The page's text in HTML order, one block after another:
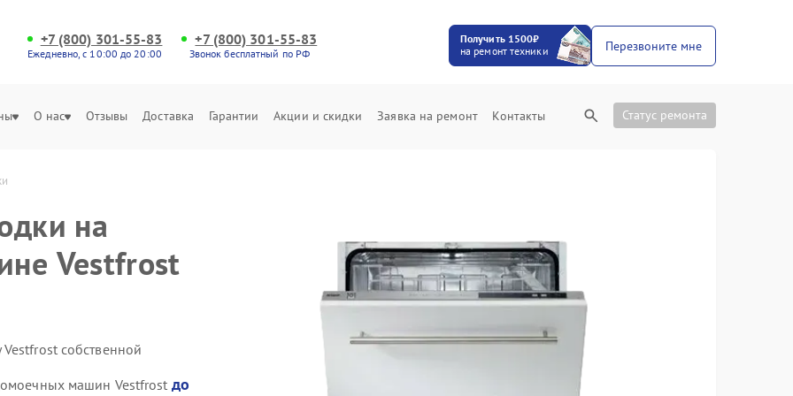
+7 (800) 301-55-83
Ежедневно, с 10:00 до 20:00
+7 (800) 301-55-83
Звонок бесплатный по РФ
Получить 1500₽
на ремонт техники
Перезвоните мне
О нас Отзывы Доставка Гарантии Акции и скидки Заявка на ремонт Контакты Статус ремонта
на
Vestfrost
собственной
машин Vestfrost до